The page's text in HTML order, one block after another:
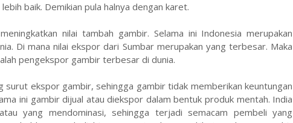
baik. Demikian pula halnya dengan karet.
nilai tambah gambir. Selama ini Indonesia merupakan
Di mana nilai ekspor dari Sumbar merupakan yang terbesar. Maka
pengekspor gambir terbesar di dunia.
surut ekspor gambir, sehingga gambir tidak memberikan keuntungan
ini gambir dijual atau diekspor dalam bentuk produk mentah. India
yang mendominasi, sehingga terjadi semacam pembeli yang